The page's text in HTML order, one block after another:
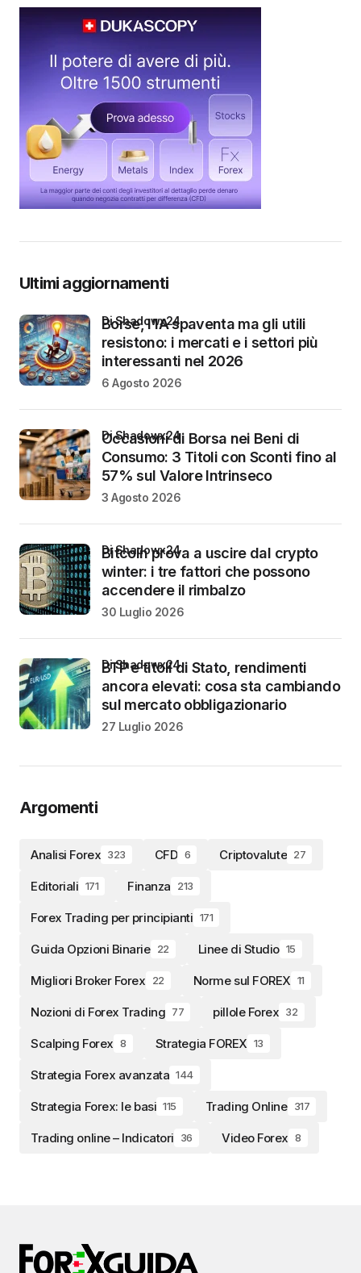
Ultimi aggiornamenti
Borse, l’IA spaventa ma gli utili
resistono: i mercati e i settori più
interessanti nel 2026
di Shadowx24
6 Agosto 2026
Occasioni di Borsa nei Beni di
Consumo: 3 Titoli con Sconti fino al
57% sul Valore Intrinseco
di Shadowx24
3 Agosto 2026
Bitcoin prova a uscire dal crypto
winter: i tre fattori che possono
accendere il rimbalzo
di Shadowx24
30 Luglio 2026
BTP e titoli di Stato, rendimenti
ancora elevati: cosa sta cambiando
sul mercato obbligazionario
di Shadowx24
27 Luglio 2026
Argomenti
Analisi Forex 323 CFD 6 Criptovalute 27
Editoriali 171 Finanza 213
Forex Trading per principianti 171
Guida Opzioni Binarie 22 Linee di Studio 15
Migliori Broker Forex 22 Norme sul FOREX 11
Nozioni di Forex Trading 77 pillole Forex 32
Scalping Forex 8 Strategia FOREX 13
Strategia Forex avanzata 144
Strategia Forex: le basi 115 Trading Online 317
Trading online – Indicatori 36 Video Forex 8